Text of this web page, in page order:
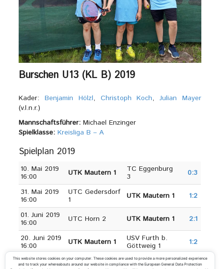
Burschen U13 (KL B) 2019
Kader:Benjamin Hölzl, Christoph Koch, Julian Mayer
(v.l.n.r.)
Mannschaftsführer: Michael Enzinger
Spielklasse: Kreisliga B – A
Spielplan 2019
10. Mai 2019
16:00
UTK Mautern 1
TC Eggenburg
3
0:3
31. Mai 2019
16:00
UTC Gedersdorf
1
UTK Mautern 1
1:2
01. Juni 2019
16:00
UTC Horn 2 UTK Mautern 1
2:1
20. Juni 2019
16:00
UTK Mautern 1
USV Furth b.
Göttweig 1
1:2
21. Juni 2019
UTK Mautern 1
UTC Rohrendorf
0:3
This website stores cookies on your computer. These cookies are used to provide a more personalized experience
and to track your whereabouts around our website in compliance with the European General Data Protection